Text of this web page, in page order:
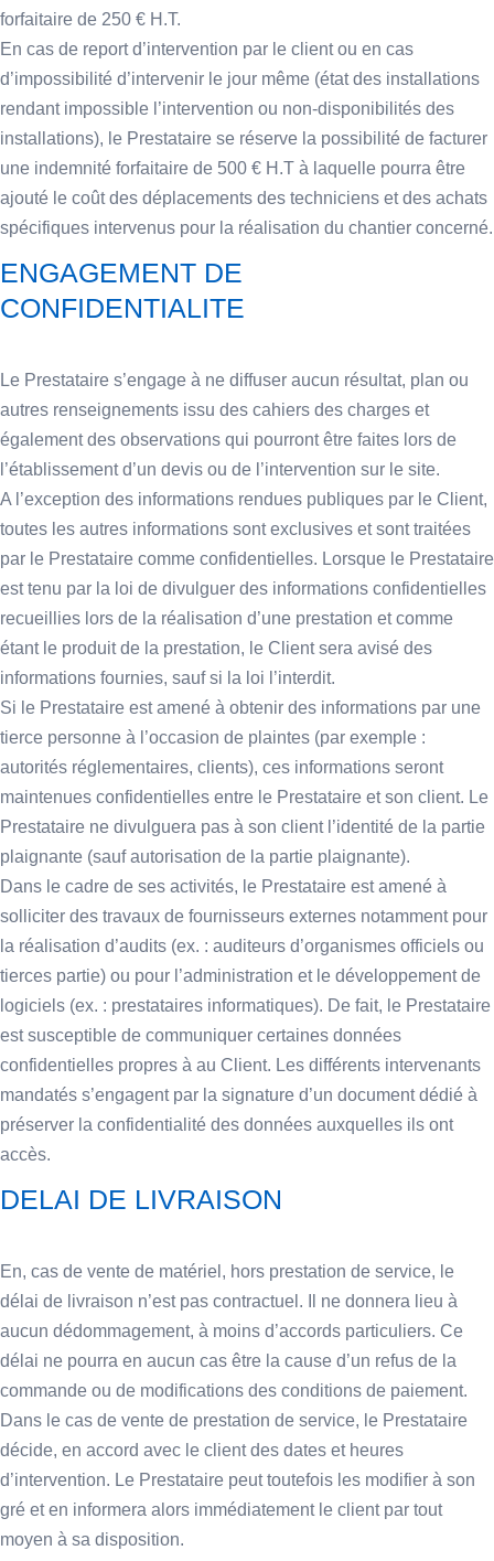
forfaitaire de 250 € H.T.
En cas de report d’intervention par le client ou en cas
d’impossibilité d’intervenir le jour même (état des installations
rendant impossible l’intervention ou non-disponibilités des
installations), le Prestataire se réserve la possibilité de facturer
une indemnité forfaitaire de 500 € H.T à laquelle pourra être
ajouté le coût des déplacements des techniciens et des achats
spécifiques intervenus pour la réalisation du chantier concerné.
ENGAGEMENT DE
CONFIDENTIALITE
Le Prestataire s’engage à ne diffuser aucun résultat, plan ou
autres renseignements issu des cahiers des charges et
également des observations qui pourront être faites lors de
l’établissement d’un devis ou de l’intervention sur le site.
A l’exception des informations rendues publiques par le Client,
toutes les autres informations sont exclusives et sont traitées
par le Prestataire comme confidentielles. Lorsque le Prestataire
est tenu par la loi de divulguer des informations confidentielles
recueillies lors de la réalisation d’une prestation et comme
étant le produit de la prestation, le Client sera avisé des
informations fournies, sauf si la loi l’interdit.
Si le Prestataire est amené à obtenir des informations par une
tierce personne à l’occasion de plaintes (par exemple :
autorités réglementaires, clients), ces informations seront
maintenues confidentielles entre le Prestataire et son client. Le
Prestataire ne divulguera pas à son client l’identité de la partie
plaignante (sauf autorisation de la partie plaignante).
Dans le cadre de ses activités, le Prestataire est amené à
solliciter des travaux de fournisseurs externes notamment pour
la réalisation d’audits (ex. : auditeurs d’organismes officiels ou
tierces partie) ou pour l’administration et le développement de
logiciels (ex. : prestataires informatiques). De fait, le Prestataire
est susceptible de communiquer certaines données
confidentielles propres à au Client. Les différents intervenants
mandatés s’engagent par la signature d’un document dédié à
préserver la confidentialité des données auxquelles ils ont
accès.
DELAI DE LIVRAISON
En, cas de vente de matériel, hors prestation de service, le
délai de livraison n’est pas contractuel. Il ne donnera lieu à
aucun dédommagement, à moins d’accords particuliers. Ce
délai ne pourra en aucun cas être la cause d’un refus de la
commande ou de modifications des conditions de paiement.
Dans le cas de vente de prestation de service, le Prestataire
décide, en accord avec le client des dates et heures
d’intervention. Le Prestataire peut toutefois les modifier à son
gré et en informera alors immédiatement le client par tout
moyen à sa disposition.